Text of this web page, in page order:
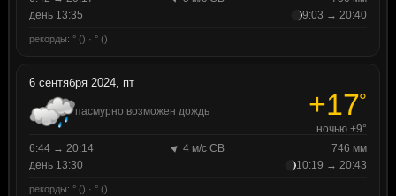
день 13:35
9:03 → 20:40
рекорды: ° () · ° ()
6 сентября 2024, пт
пасмурно возможен дождь +17°
ночью +9°
6:44 → 20:14
4 м/с СВ
746 мм
день 13:30
10:19 → 20:43
рекорды: ° () · ° ()